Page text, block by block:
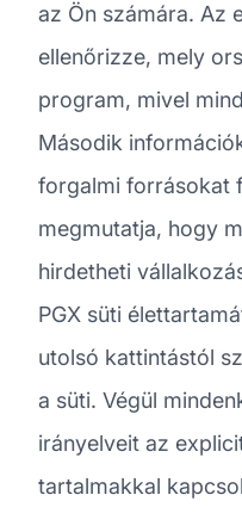
az Ön számára. Az
ellenőrizze, mely
program, mivel
Második
forgalmi forrásokat
megmutatja, hogy
hirdetheti
PGX süti
utolsó kattintástól
a süti. Végül
irányelveit az
tartalmakkal